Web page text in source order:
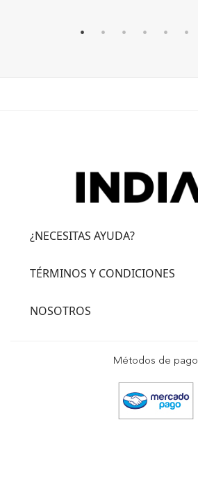
¿NECESITAS AYUDA?
TÉRMINOS Y CONDICIONES
NOSOTROS
Métodos de pago